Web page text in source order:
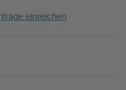
einreichen